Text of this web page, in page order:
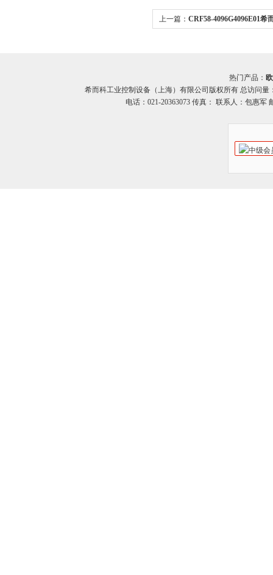
上一篇： CRF58-4096G4096E01希
热门产品：
希而科工业控制设备（上海）有限公司版权所有 总访问量
电话：021-20363073 传真： 联系人：包惠军